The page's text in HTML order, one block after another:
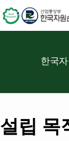
한국
설립 목